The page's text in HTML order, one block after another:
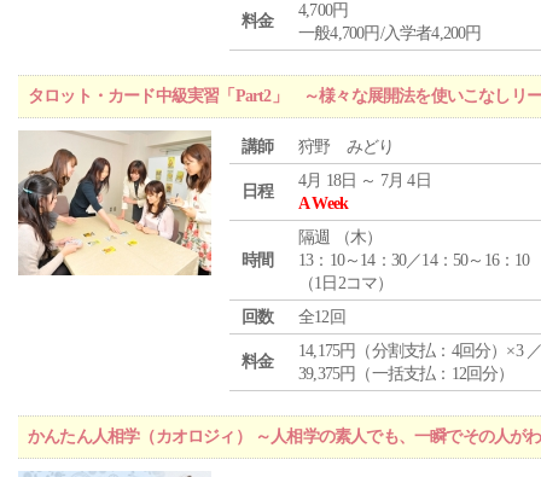
料金
4,700円
一般4,700円/入学者4,200円
タロット・カード中級実習「Part2」 ～様々な展開法を使いこなしリ
講師 狩野 みどり
日程
4月 18日 ～ 7月 4日
A Week
時間
隔週 （木）
13：10～14：30／14：50～16：10
（1日2コマ）
回数
全12回
料金
14,175円（分割支払：4回分）×3
39,375円（一括支払：12回分）
かんたん人相学（カオロジィ） ～人相学の素人でも、一瞬でその人が